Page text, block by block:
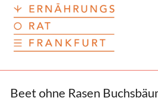
Beet ohne Rasen